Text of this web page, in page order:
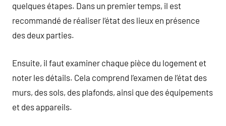
quelques étapes. Dans un premier temps, il est
recommandé de réaliser l’état des lieux en présence
des deux parties.
Ensuite, il faut examiner chaque pièce du logement et
noter les détails. Cela comprend l’examen de l’état des
murs, des sols, des plafonds, ainsi que des équipements
et des appareils.